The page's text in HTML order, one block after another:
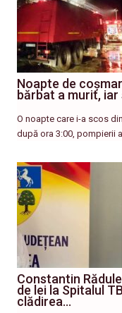
Noapte de
bărbat a murit,
O noapte care i-a scos
după ora 3:00, pompierii
Constantin
de lei la Spitalul
clădirea…